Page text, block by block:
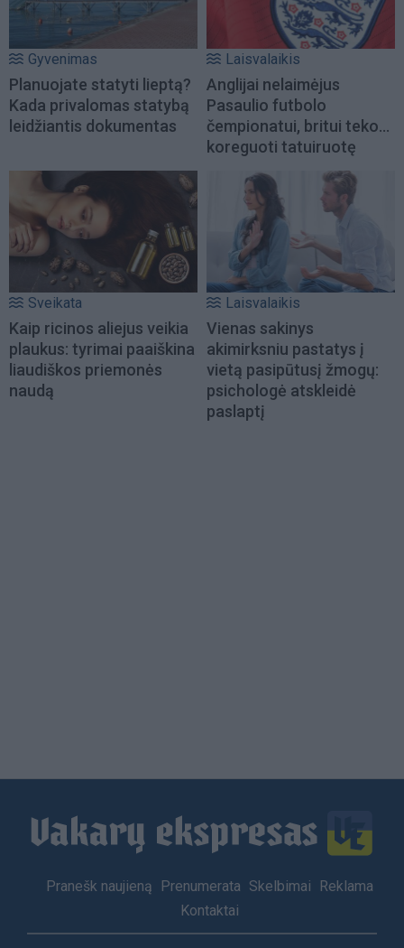
Gyvenimas
Planuojate statyti lieptą?
Kada privalomas statybą
leidžiantis dokumentas
Laisvalaikis
Anglijai nelaimėjus
Pasaulio futbolo
čempionatui, britui teko...
koreguoti tatuiruotę
Sveikata
Kaip ricinos aliejus veikia
plaukus: tyrimai paaiškina
liaudiškos priemonės
naudą
Laisvalaikis
Vienas sakinys
akimirksniu pastatys į
vietą pasipūtusį žmogų:
psichologė atskleidė
paslaptį
Footer
Pranešk naujieną Prenumerata Skelbimai
Reklama
Kontaktai